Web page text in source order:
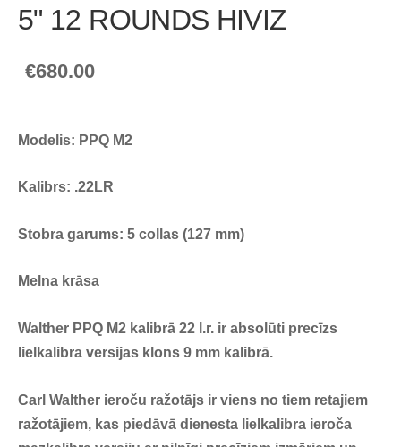
5" 12 ROUNDS HIVIZ
€680.00
Modelis: PPQ M2
Kalibrs: .22LR
Stobra garums: 5 collas (127 mm)
Melna krāsa
Walther PPQ M2 kalibrā 22 l.r. ir absolūti precīzs
lielkalibra versijas klons 9 mm kalibrā.
Carl Walther ieroču ražotājs ir viens no tiem retajiem
ražotājiem, kas piedāvā dienesta lielkalibra ieroča